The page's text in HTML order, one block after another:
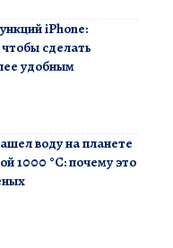
iPhone:
сделать
удобным
воду на планете
1000 °C: почему это